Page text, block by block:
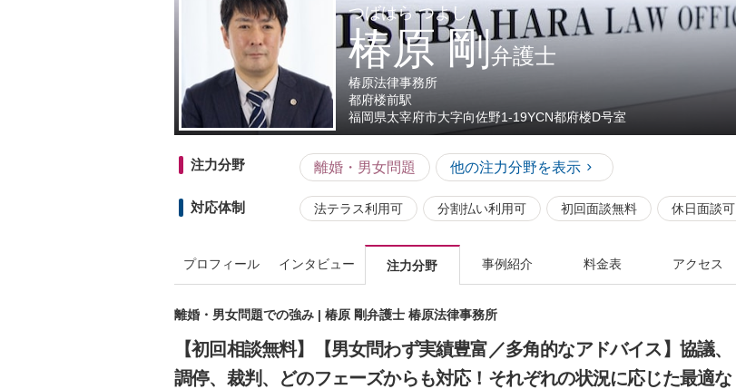
つばはら つよし
椿原 剛弁護士
椿原法律事務所
都府楼前駅
福岡県太宰府市大字向佐野1-19YCN都府楼D号室
注力分野 離婚・男女問題 他の注力分野を表示
対応体制 法テラス利用可 分割払い利用可 初回面談無料 休日面談可
プロフィール インタビュー 注力分野 事例紹介 料金表 アクセス
離婚・男女問題での強み | 椿原 剛弁護士 椿原法律事務所
【初回相談無料】【男女問わず実績豊富／多角的なアドバイス】協議、
調停、裁判、どのフェーズからも対応！それぞれの状況に応じた最適な